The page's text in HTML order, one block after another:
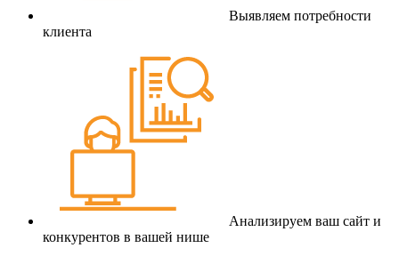
Выявляем потребности
клиента
Анализируем ваш сайт и
конкурентов в вашей нише